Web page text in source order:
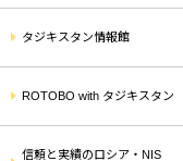
タジキスタン情報館
ROTOBO with タジキスタン
信頼と実績のロシア・NIS